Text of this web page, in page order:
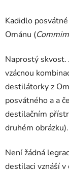
Kadidlo
Ománu (
Naprostý
vzácnou
destilátorky z
posvátného a a
destilačním
druhém obrázku).
Není žádná
destilaci vznáší